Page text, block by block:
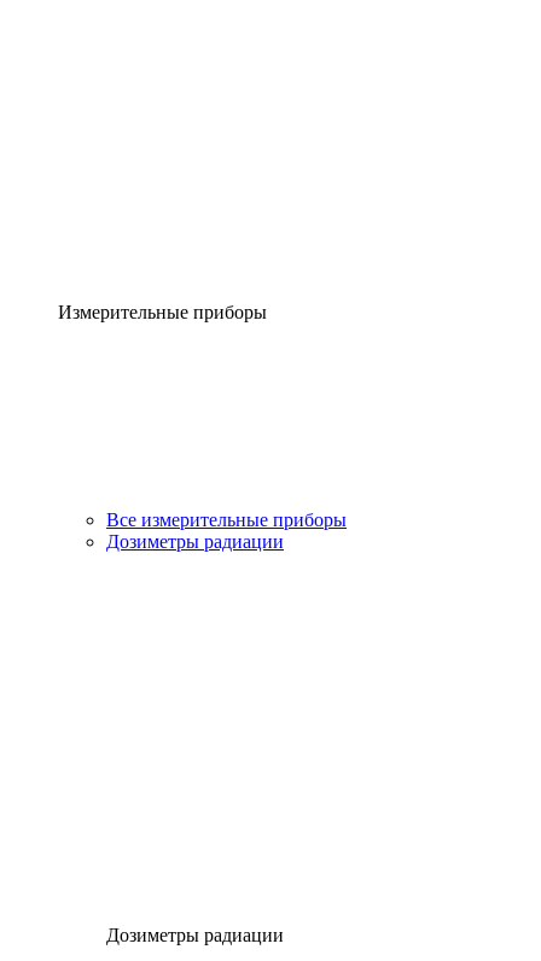
Измерительные приборы
Все измерительные приборы
Дозиметры радиации
Дозиметры радиации